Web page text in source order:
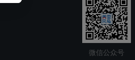
微信公众号